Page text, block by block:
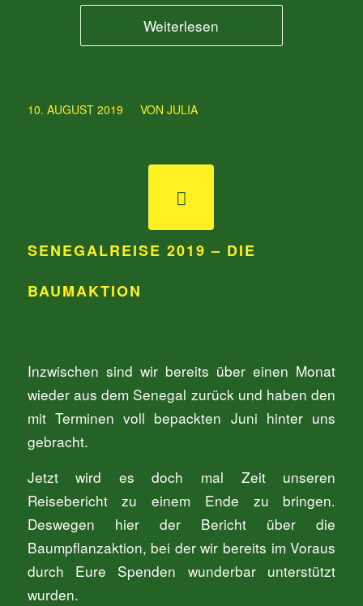
Weiterlesen
10. AUGUST 2019
/ VON JULIA
SENEGALREISE 2019 – DIE
BAUMAKTION
Inzwischen sind wir bereits über einen Monat
wieder aus dem Senegal zurück und haben den
mit Terminen voll bepackten Juni hinter uns
gebracht.
Jetzt wird es doch mal Zeit unseren
Reisebericht zu einem Ende zu bringen.
Deswegen hier der Bericht über die
Baumpflanzaktion, bei der wir bereits im Voraus
durch Eure Spenden wunderbar unterstützt
wurden.